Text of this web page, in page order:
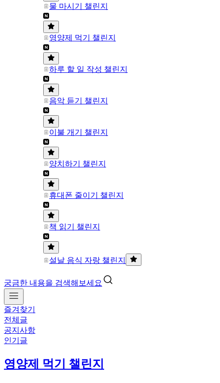
물 마시기 챌린지
영양제 먹기 챌린지
하루 할 일 작성 챌린지
음악 듣기 챌린지
이불 개기 챌린지
양치하기 챌린지
휴대폰 줄이기 챌린지
책 읽기 챌린지
설날 음식 자랑 챌린지
궁금한 내용을 검색해보세요
즐겨찾기
전체글
공지사항
인기글
영양제 먹기 챌린지